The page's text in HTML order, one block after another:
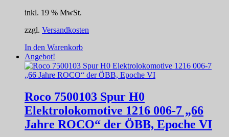
inkl. 19 % MwSt.
zzgl. Versandkosten
In den Warenkorb
Angebot!
Roco 7500103 Spur H0
Elektrolokomotive 1216 006-7 „66
Jahre ROCO“ der ÖBB, Epoche VI